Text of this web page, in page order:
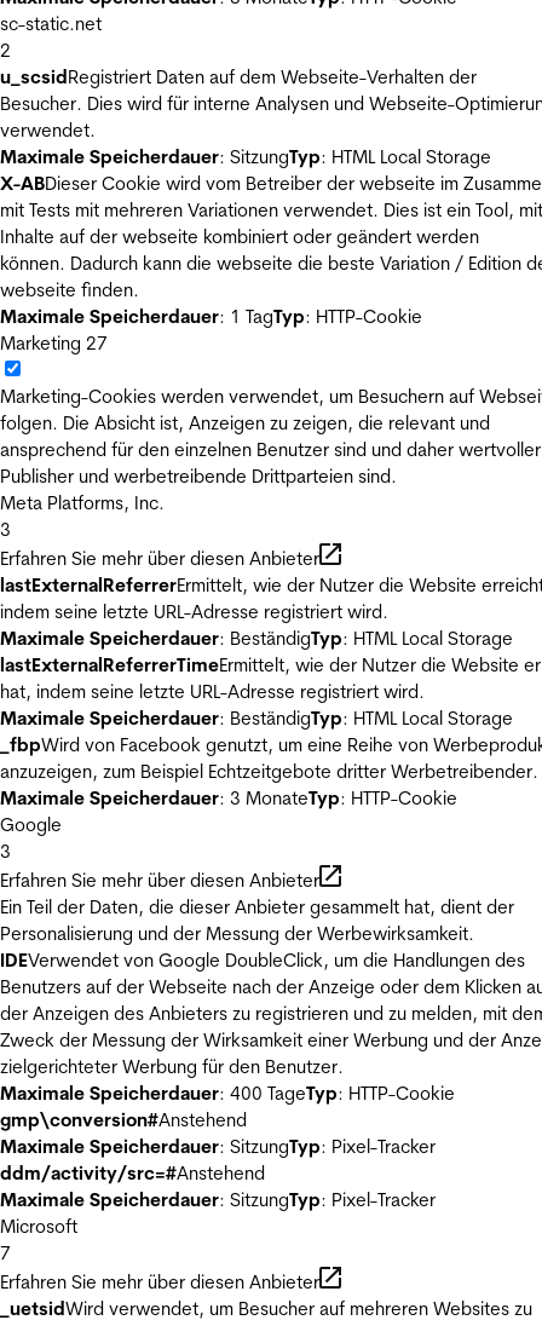
sc-static.net
2
u_scsidRegistriert Daten auf dem Webseite-Verhalten der
Besucher. Dies wird für interne Analysen und Webseite-
verwendet.
Maximale Speicherdauer: SitzungTyp: HTML Local Storage
X-ABDieser Cookie wird vom Betreiber der webseite im
mit Tests mit mehreren Variationen verwendet. Dies ist ein Tool,
Inhalte auf der webseite kombiniert oder geändert werden
können. Dadurch kann die webseite die beste Variation / Edition
webseite finden.
Maximale Speicherdauer: 1 TagTyp: HTTP-Cookie
Marketing 27
Marketing-Cookies werden verwendet, um Besuchern auf
folgen. Die Absicht ist, Anzeigen zu zeigen, die relevant und
ansprechend für den einzelnen Benutzer sind und daher
Publisher und werbetreibende Drittparteien sind.
Meta Platforms, Inc.
3
Erfahren Sie mehr über diesen Anbieter
lastExternalReferrerErmittelt, wie der Nutzer die Website
indem seine letzte URL-Adresse registriert wird.
Maximale Speicherdauer: BeständigTyp: HTML Local Storage
lastExternalReferrerTimeErmittelt, wie der Nutzer die Website
hat, indem seine letzte URL-Adresse registriert wird.
Maximale Speicherdauer: BeständigTyp: HTML Local Storage
_fbpWird von Facebook genutzt, um eine Reihe von
anzuzeigen, zum Beispiel Echtzeitgebote dritter Werbetreibender.
Maximale Speicherdauer: 3 MonateTyp: HTTP-Cookie
Google
3
Erfahren Sie mehr über diesen Anbieter
Ein Teil der Daten, die dieser Anbieter gesammelt hat, dient der
Personalisierung und der Messung der Werbewirksamkeit.
IDEVerwendet von Google DoubleClick, um die Handlungen des
Benutzers auf der Webseite nach der Anzeige oder dem Klicken
der Anzeigen des Anbieters zu registrieren und zu melden, mit
Zweck der Messung der Wirksamkeit einer Werbung und der
zielgerichteter Werbung für den Benutzer.
Maximale Speicherdauer: 400 TageTyp: HTTP-Cookie
gmp\conversion#Anstehend
Maximale Speicherdauer: SitzungTyp: Pixel-Tracker
ddm/activity/src=#Anstehend
Maximale Speicherdauer: SitzungTyp: Pixel-Tracker
Microsoft
7
Erfahren Sie mehr über diesen Anbieter
_uetsidWird verwendet, um Besucher auf mehreren Websites zu